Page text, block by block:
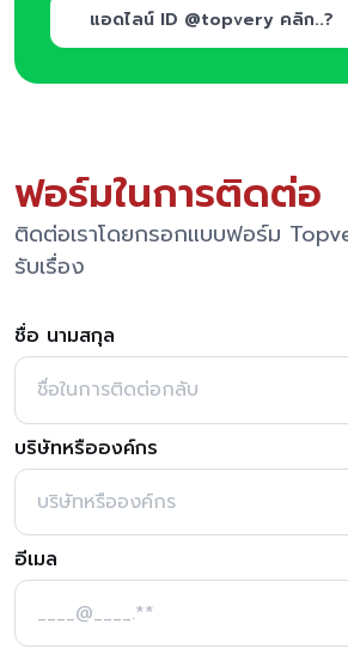
แอดไลน์ ID @topvery คลิก..?
ฟอร์มในการติดต่อ
ติดต่อเราโดยกรอกแบบฟอร์ม
รับเรื่อง
ชื่อ นามสกุล
บริษัทหรือองค์กร
อีเมล